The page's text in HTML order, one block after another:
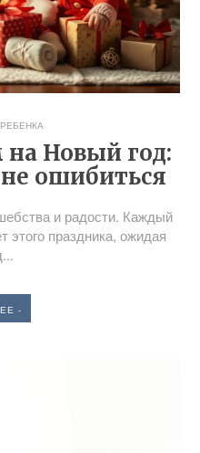
Новый год:
ошибиться
и радости. Каждый
этого праздника, ожидая
-